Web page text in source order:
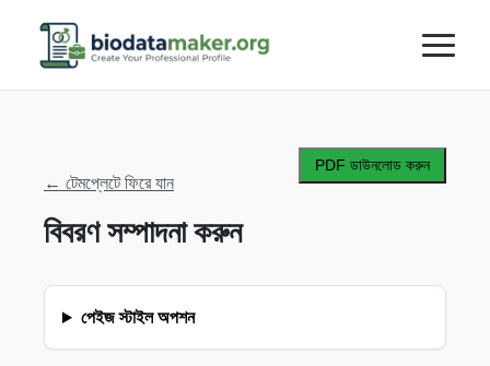
← টেমপ্লেটে ফিরে যান
PDF ডাউনলোড করুন
বিবরণ সম্পাদনা করুন
পেইজ স্টাইল অপশন